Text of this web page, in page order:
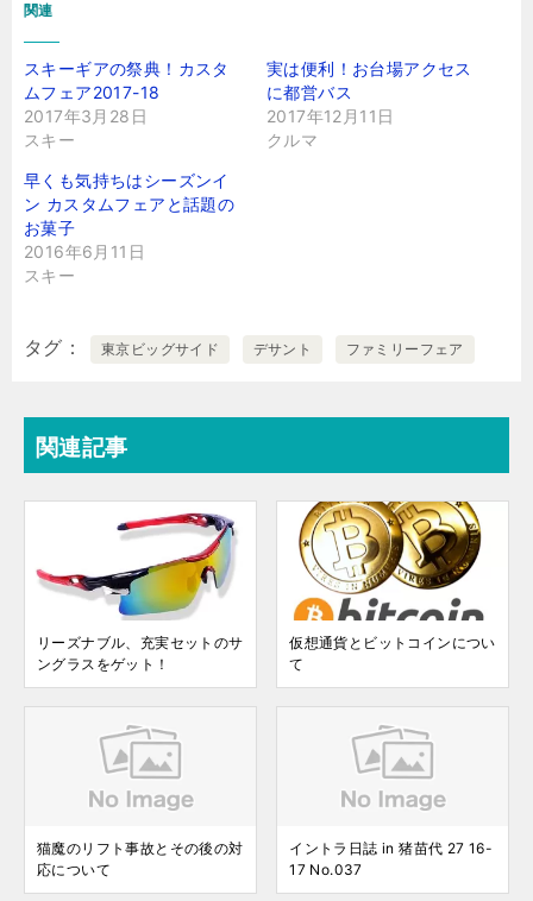
関連
スキーギアの祭典！カスタ
ムフェア2017-18
2017年3月28日
スキー
実は便利！お台場アクセス
に都営バス
2017年12月11日
クルマ
早くも気持ちはシーズンイ
ン カスタムフェアと話題の
お菓子
2016年6月11日
スキー
タグ 東京ビッグサイド デサント ファミリーフェア
関連記事
リーズナブル、充実セットのサ
ングラスをゲット！
仮想通貨とビットコインについ
て
猫魔のリフト事故とその後の対
応について
イントラ日誌 in 猪苗代 27 16-
17 No.037